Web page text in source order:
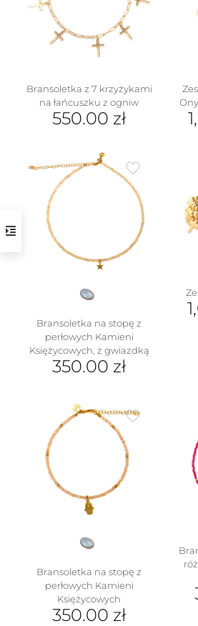
wybrać
na
stronie
Bransoletka z 7 krzyżykami
na łańcuszku z ogniw
550.00 zł
Bransoletka na stopę z
perłowych Kamieni
Księżycowych, z gwiazdką
350.00 zł
Bransoletka na stopę z
perłowych Kamieni
Księżycowych
350.00 zł